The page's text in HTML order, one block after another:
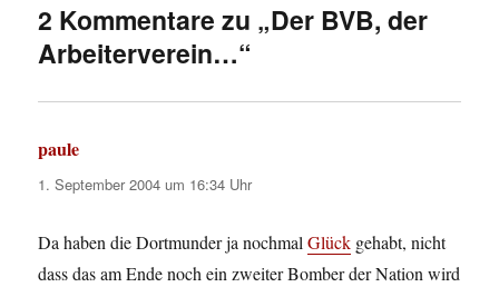
2 Kommentare zu „Der BVB, der
Arbeiterverein…“
paule
1. September 2004 um 16:34 Uhr
Da haben die Dortmunder ja nochmalGlück gehabt, nicht
dass das am Ende noch ein zweiter Bomber der Nation wird